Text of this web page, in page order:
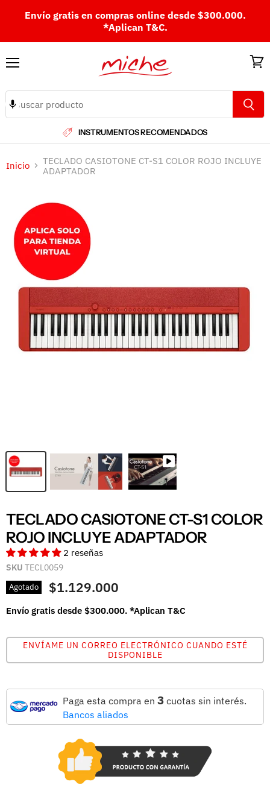
Envío gratis en compras online desde $300.000.
*Aplican T&C.
INSTRUMENTOS RECOMENDADOS
Inicio
TECLADO CASIOTONE CT-S1 COLOR ROJO INCLUYE
ADAPTADOR
TECLADO CASIOTONE CT-S1 COLOR
ROJO INCLUYE ADAPTADOR
2 reseñas
SKU TECL0059
Agotado $1.129.000
Envío gratis desde $300.000. *Aplican T&C
ENVÍAME UN CORREO ELECTRÓNICO CUANDO ESTÉ
DISPONIBLE
Paga esta compra en 3 cuotas sin interés.
Bancos aliados